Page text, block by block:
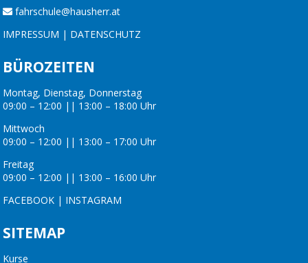
fahrschule@hausherr.at
IMPRESSUM | DATENSCHUTZ
BÜROZEITEN
Montag, Dienstag, Donnerstag
09:00 – 12:00 || 13:00 – 18:00 Uhr
Mittwoch
09:00 – 12:00 || 13:00 – 17:00 Uhr
Freitag
09:00 – 12:00 || 13:00 – 16:00 Uhr
FACEBOOK | INSTAGRAM
SITEMAP
Kurse